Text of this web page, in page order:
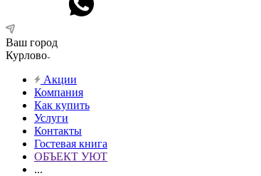
Ваш город
Курлово
Акции
Компания
Как купить
Услуги
Контакты
Гостевая книга
ОБЪЕКТ УЮТ
...